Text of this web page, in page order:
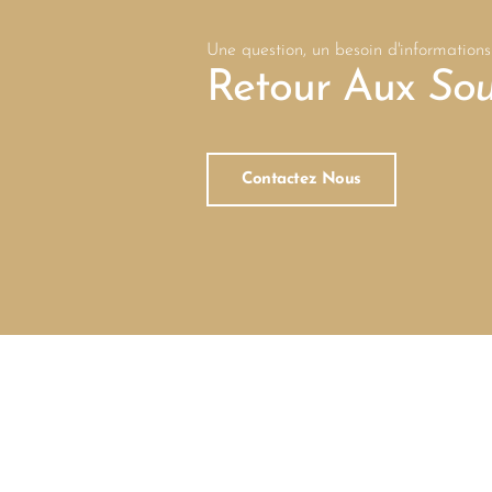
Une question, un besoin
Retour Aux
Contactez Nous